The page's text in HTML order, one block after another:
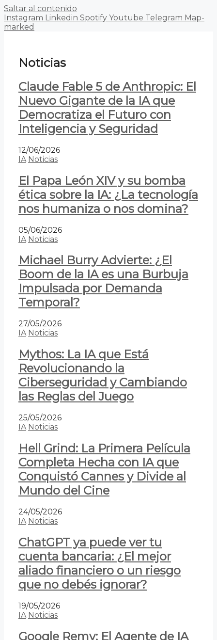
Saltar al contenido
Instagram Linkedin Spotify Youtube Telegram Map-
marked
Noticias
Claude Fable 5 de Anthropic: El
Nuevo Gigante de la IA que
Democratiza el Futuro con
Inteligencia y Seguridad
12/06/2026
IA Noticias
El Papa León XIV y su bomba
ética sobre la IA: ¿La tecnología
nos humaniza o nos domina?
05/06/2026
IA Noticias
Michael Burry Advierte: ¿El
Boom de la IA es una Burbuja
Impulsada por Demanda
Temporal?
27/05/2026
IA Noticias
Mythos: La IA que Está
Revolucionando la
Ciberseguridad y Cambiando
las Reglas del Juego
25/05/2026
IA Noticias
Hell Grind: La Primera Película
Completa Hecha con IA que
Conquistó Cannes y Divide al
Mundo del Cine
24/05/2026
IA Noticias
ChatGPT ya puede ver tu
cuenta bancaria: ¿El mejor
aliado financiero o un riesgo
que no debés ignorar?
19/05/2026
IA Noticias
Google Remy: El Agente de IA